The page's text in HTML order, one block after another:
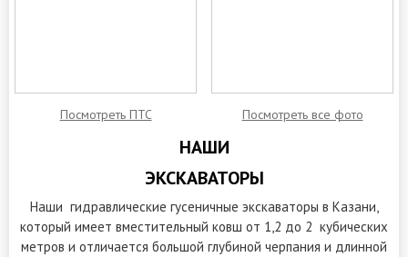
Посмотреть ПТС Посмотреть все фото
НАШИ
ЭКСКАВАТОРЫ
Наши гидравлические гусеничные экскаваторы в Казани,
который имеет вместительный ковш от 1,2 до 2 кубических
метров и отличается большой глубиной черпания и длинной